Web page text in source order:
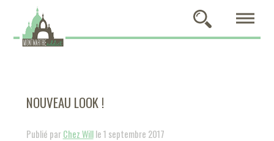
NOUVEAU LOOK !
Publié parChez Willle 1 septembre 2017